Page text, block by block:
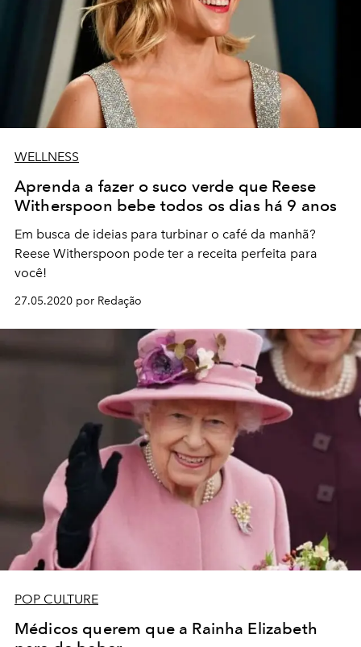
WELLNESS
Aprenda a fazer o suco verde que Reese
Witherspoon bebe todos os dias há 9 anos
Em busca de ideias para turbinar o café da manhã?
Reese Witherspoon pode ter a receita perfeita para
você!
27.05.2020 por Redação
POP CULTURE
Médicos querem que a Rainha Elizabeth